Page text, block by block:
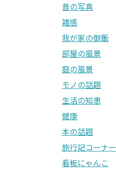
昔の写真
雑感
我が家の御飯
部屋の風景
庭の風景
モノの話題
生活の知恵
健康
本の話題
旅行記コーナー
看板にゃんこ